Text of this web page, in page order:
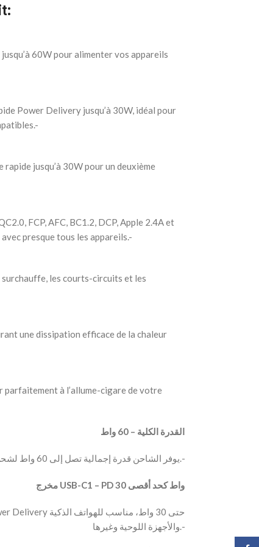
60W pour alimenter vos appareils
Power Delivery jusqu’à 30W, idéal pour
jusqu’à 30W pour un deuxième
FCP, AFC, BC1.2, DCP, Apple 2.4A et
presque tous les appareils.-
les courts-circuits et les
une dissipation efficace de la chaleur
parfaitement à l’allume-cigare de votre
القدرة الكلية – 60 واط
– يوفر الشاحن قدرة إجمالية تصل إلى 60 واط لشحن أجهزتك بسرعة وكفاءة.-
مخرج USB-C1 – PD 30 واط كحد أقصى
والأجهزة اللوحية وغيرها.-